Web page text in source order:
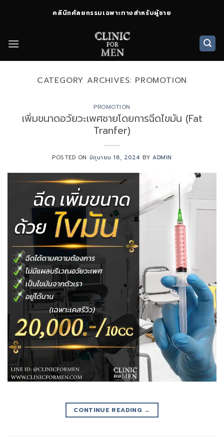
เนื้อหา
คลินิกศัลยกรรมเฉพาะทางสำหรับผู้ชาย
CATEGORY ARCHIVES: PROMOTION
PROMOTION
เพิ่มขนาดอวัยวะเพศชายโดยการฉีดไขมัน (Fat
Tranfer)
POSTED ON มิถุนายน 18, 2024 BYADMIN
CONTINUE READING →